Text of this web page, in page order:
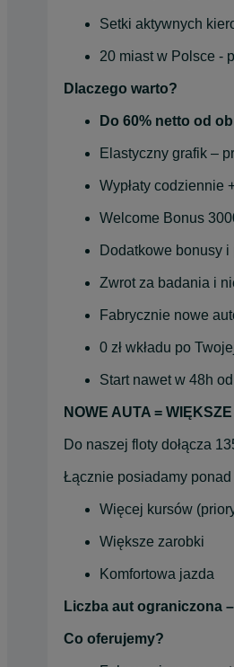
Setki aktywnych
20 miast w Polsce -
Dlaczego warto?
Do 60% netto od
Elastyczny grafik –
Wypłaty codziennie
Welcome Bonus
Dodatkowe bonusy
Zwrot za badania i
Fabrycznie nowe
0 zł wkładu po
Start nawet w 48h
NOWE AUTA =
Do naszej floty dołącza
Łącznie posiadamy ponad
Więcej kursów
Większe zarobki
Komfortowa jazda
Liczba aut ograniczona
Co oferujemy?